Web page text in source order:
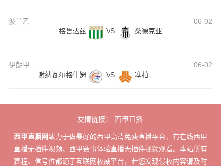
波兰乙
06-02
格鲁达兹
VS 桑德克亚
伊朗甲
06-02
谢纳瓦尔格什姆
VS 塞柏
友情链接： 西甲直播
西甲直播网致力于做最好的西甲高清免费直播平台，有在线西甲
直播无插件视频、西甲赛事体验直播无插件视频观看。本站所有
赛程、信号位都源于互联网权威平台，若您发现侵权内容请及时